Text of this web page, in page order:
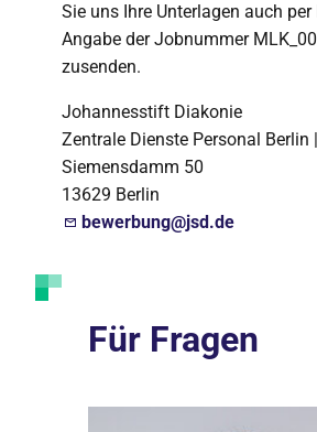
Sie uns Ihre Unterlagen auch
Angabe der Jobnummer
zusenden.
Johannesstift Diakonie
Zentrale Dienste Personal Berlin
Siemensdamm 50
13629 Berlin
bewerbung@jsd.de
Für Fragen